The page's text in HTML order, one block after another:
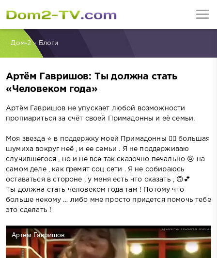
Дом-2» Блоги
Артём Гавришов: Ты должна стать
«Человеком года»
Артём Гавришов не упускает любой возможности
пропиариться за счёт своей Примадонны и её семьи.
Моя звезда ⭐️ в поддержку моей Примадонны ❤‍🔥 большая
шумиха вокруг неё , и ее семьи . Я не поддерживаю
случившегося , но и не все так сказочно печально 😢 на
самом деле , как гремят соц сети . Я не собираюсь
оставаться в стороне , у меня есть что сказать , 🙃💕
Ты должна стать человеком года там ! Потому что
больше некому … либо мне просто придется помочь тебе
это сделать !